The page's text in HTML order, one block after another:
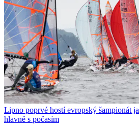
Lipno poprvé hostí evropský šampionát
hlavně s počasím